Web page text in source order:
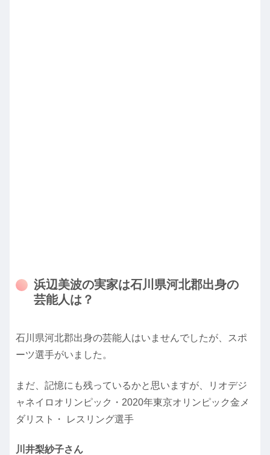
浜辺美波の実家は石川県河北郡出身の
芸能人は？
石川県河北郡出身の芸能人はいませんでしたが、スポ
ーツ選手がいました。
まだ、記憶にも残っているかと思いますが、リオデジ
ャネイロオリンピック・2020年東京オリンピック金メ
ダリスト・ レスリング選手
川井梨紗子さん